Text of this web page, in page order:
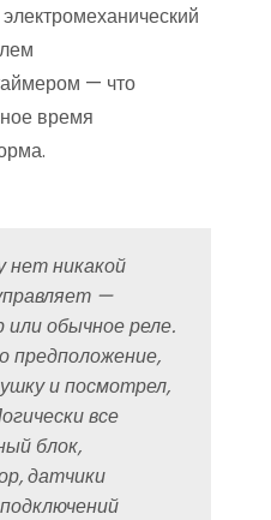
— что
время
нет никакой
—
обычное реле.
предположение,
и посмотрел,
все
блок,
датчики